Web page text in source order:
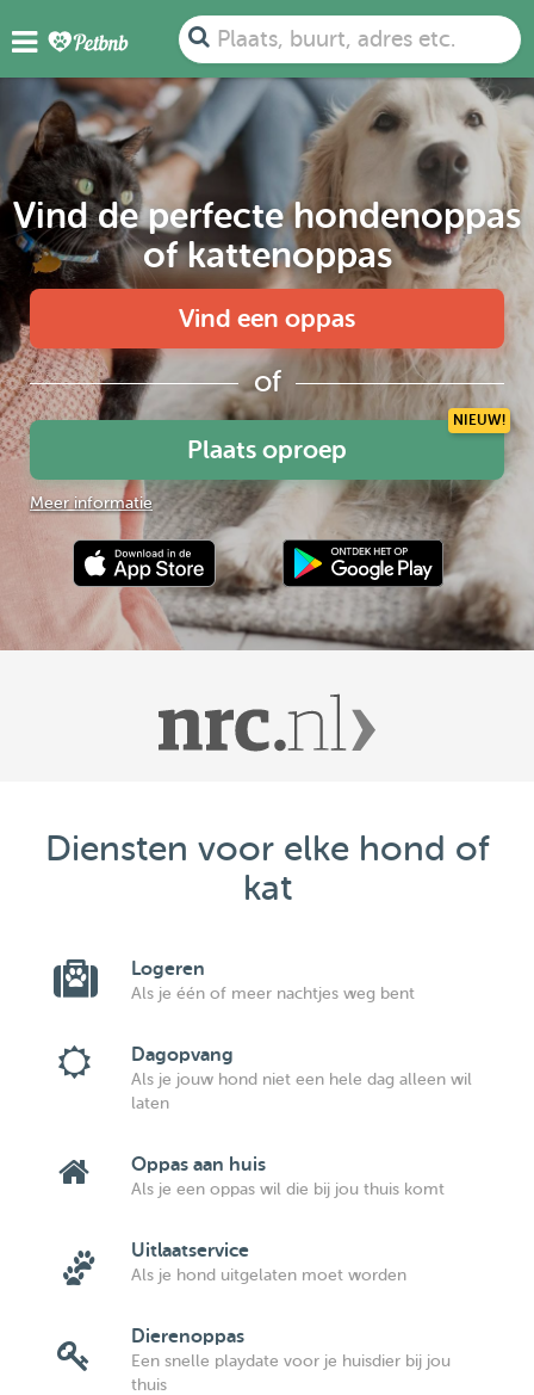
Plaats, buurt, adres etc.
Vind de perfecte hondenoppas
of kattenoppas
Vind een oppas
of
NIEUW!
Plaats oproep
Meer informatie
Diensten voor elke hond of
kat
Logeren
Als je één of meer nachtjes weg bent
Dagopvang
Als je jouw hond niet een hele dag alleen wil
laten
Oppas aan huis
Als je een oppas wil die bij jou thuis komt
Uitlaatservice
Als je hond uitgelaten moet worden
Dierenoppas
Een snelle playdate voor je huisdier bij jou
thuis